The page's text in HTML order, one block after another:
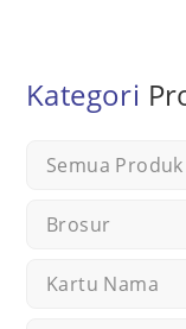
Kategori
Semua Produk
Brosur
Kartu Nama